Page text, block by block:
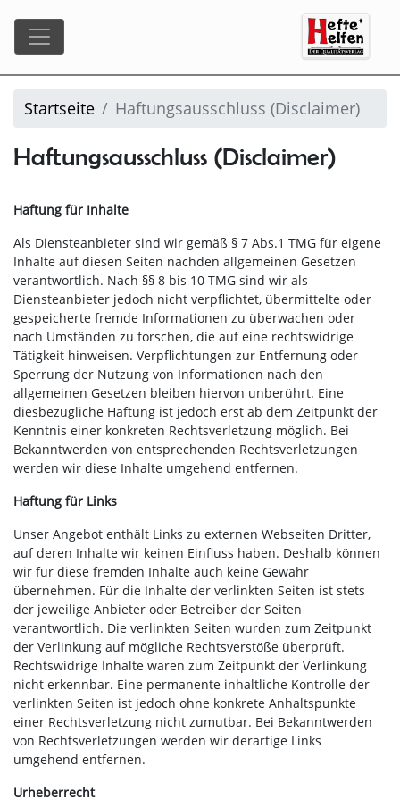
Startseite Haftungsausschluss (Disclaimer)
Haftungsausschluss (Disclaimer)
Haftung für Inhalte
Als Diensteanbieter sind wir gemäß § 7 Abs.1 TMG für eigene
Inhalte auf diesen Seiten nachden allgemeinen Gesetzen
verantwortlich. Nach §§ 8 bis 10 TMG sind wir als
Diensteanbieter jedoch nicht verpflichtet, übermittelte oder
gespeicherte fremde Informationen zu überwachen oder
nach Umständen zu forschen, die auf eine rechtswidrige
Tätigkeit hinweisen. Verpflichtungen zur Entfernung oder
Sperrung der Nutzung von Informationen nach den
allgemeinen Gesetzen bleiben hiervon unberührt. Eine
diesbezügliche Haftung ist jedoch erst ab dem Zeitpunkt der
Kenntnis einer konkreten Rechtsverletzung möglich. Bei
Bekanntwerden von entsprechenden Rechtsverletzungen
werden wir diese Inhalte umgehend entfernen.
Haftung für Links
Unser Angebot enthält Links zu externen Webseiten Dritter,
auf deren Inhalte wir keinen Einfluss haben. Deshalb können
wir für diese fremden Inhalte auch keine Gewähr
übernehmen. Für die Inhalte der verlinkten Seiten ist stets
der jeweilige Anbieter oder Betreiber der Seiten
verantwortlich. Die verlinkten Seiten wurden zum Zeitpunkt
der Verlinkung auf mögliche Rechtsverstöße überprüft.
Rechtswidrige Inhalte waren zum Zeitpunkt der Verlinkung
nicht erkennbar. Eine permanente inhaltliche Kontrolle der
verlinkten Seiten ist jedoch ohne konkrete Anhaltspunkte
einer Rechtsverletzung nicht zumutbar. Bei Bekanntwerden
von Rechtsverletzungen werden wir derartige Links
umgehend entfernen.
Urheberrecht